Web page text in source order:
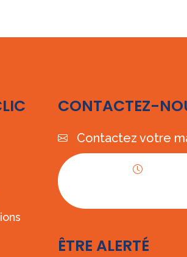
CONTACTEZ-
Contactez votre
ÊTRE ALERTÉ